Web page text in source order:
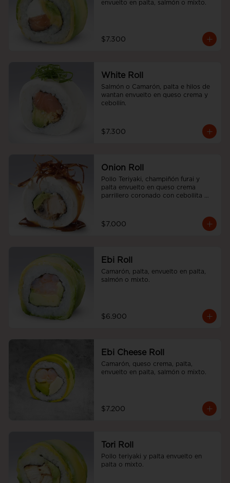
envuelto en palta, salmón o mixto.
$7.300
White Roll
Salmón o Camarón, palta e hilos de
wantan envuelto en queso crema y
cebollín.
$7.300
Onion Roll
Pollo Teriyaki, champiñón furai y
palta envuelto en queso crema
parrillero coronado con cebollita
$7.000
Ebi Roll
Camarón, palta, envuelto en palta,
salmón o mixto.
$6.900
Ebi Cheese Roll
Camarón, queso crema, palta,
envuelto en palta, salmón o mixto.
$7.200
Tori Roll
Pollo teriyaki y palta envuelto en
palta o mixto.